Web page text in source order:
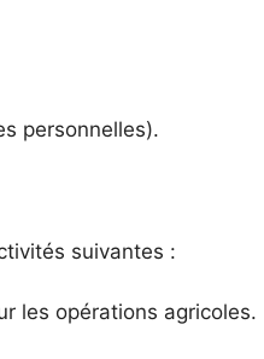
personnelles).
suivantes :
les opérations agricoles.